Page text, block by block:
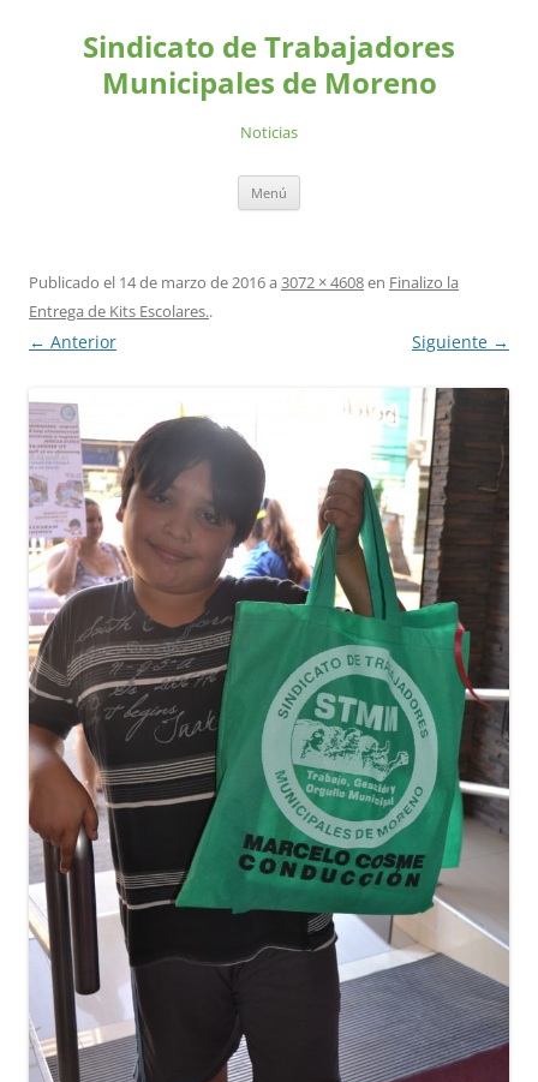
contenidoSindicato de Trabajadores
Municipales de Moreno
Noticias
Menú
Publicado el 14 de marzo de 2016a 3072 × 4608en Finalizo la
Entrega de Kits Escolares..
← Anterior Siguiente →